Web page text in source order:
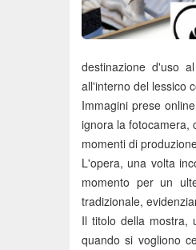
destinazione d'uso
all'interno del lessico
Immagini prese
ignora la fotocamera,
momenti di
L'opera, una volta
momento per un
tradizionale,
Il titolo della mostra,
quando si vogliono